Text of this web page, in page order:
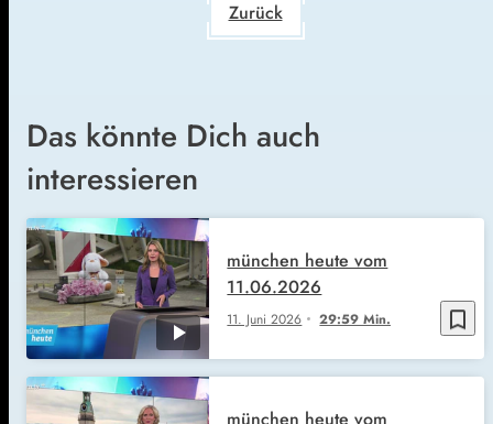
Zurück
Das könnte Dich auch
interessieren
bookmark_border
11. Juni 2026 29:59 Min.
münchen heute vom
11.06.2026
münchen heute vom